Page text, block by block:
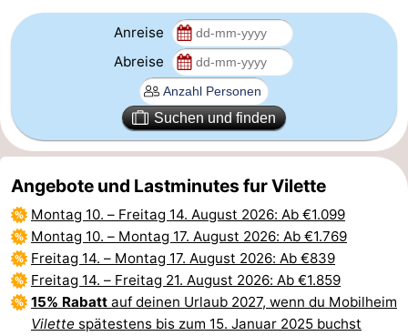
Dorp
Retranchement
-
Het
Zwin
-
Brügge
-
Gent
Die
Küste
-
Knokke-
Heist
-
Zeebrugge
Anreise
Abreise
Suchen und finden
Angebote und Lastminutes fur Vilette
Montag 10. – Freitag 14. August 2026: Ab €1.099
Montag 10. – Montag 17. August 2026: Ab €1.769
Freitag 14. – Montag 17. August 2026: Ab €839
Freitag 14. – Freitag 21. August 2026: Ab €1.859
15% Rabatt auf deinen Urlaub 2027, wenn du Mobilheim
Vilette spätestens bis zum 15. Januar 2025 buchst